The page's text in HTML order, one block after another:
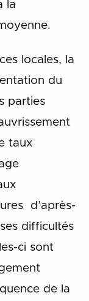
la
locales, la
du
parties
taux
d’après-
difficultés
ci sont
de la